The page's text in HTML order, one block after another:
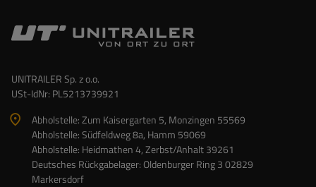
UNITRAILER Sp. z o.o.
USt-IdNr: PL5213739921
Abholstelle: Zum Kaisergarten 5, Monzingen 55569
Abholstelle: Südfeldweg 8a, Hamm 59069
Abholstelle: Heidmathen 4, Zerbst/Anhalt 39261
Deutsches Rückgabelager: Oldenburger Ring 3 02829
Markersdorf